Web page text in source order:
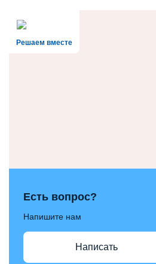
Решаем вместе
Есть вопрос?
Напишите нам
Написать